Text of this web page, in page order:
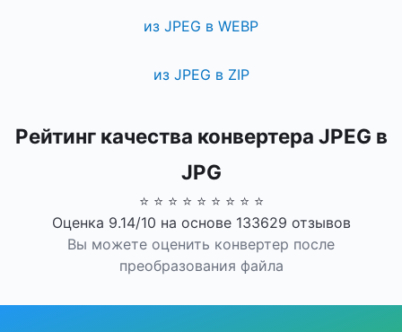
из JPEG в WEBP
из JPEG в ZIP
Рейтинг качества конвертера JPEG в
JPG
⭐ ⭐ ⭐ ⭐ ⭐ ⭐ ⭐ ⭐ ⭐
Оценка 9.14/10 на основе 133629 отзывов
Вы можете оценить конвертер после
преобразования файла